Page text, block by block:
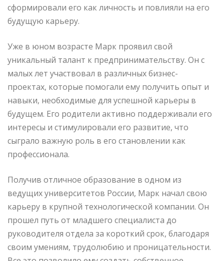
сформировали его как личность и повлияли на его
будущую карьеру.
Уже в юном возрасте Марк проявил свой
уникальный талант к предпринимательству. Он с
малых лет участвовал в различных бизнес-
проектах, которые помогали ему получить опыт и
навыки, необходимые для успешной карьеры в
будущем. Его родители активно поддерживали его
интересы и стимулировали его развитие, что
сыграло важную роль в его становлении как
профессионала.
Получив отличное образование в одном из
ведущих университетов России, Марк начал свою
карьеру в крупной технологической компании. Он
прошел путь от младшего специалиста до
руководителя отдела за короткий срок, благодаря
своим умениям, трудолюбию и проницательности.